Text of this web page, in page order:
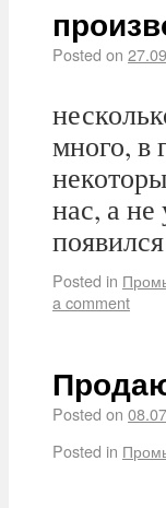
Posted on
много, в
нас, а не
Posted in
a comment
Posted on
Posted in